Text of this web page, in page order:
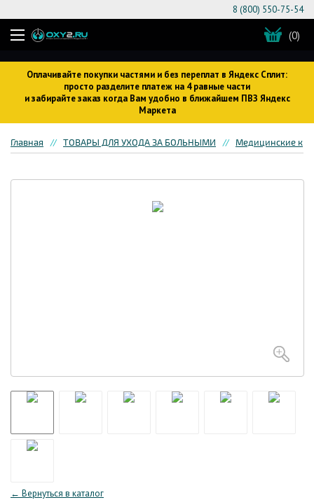
Оплачивайте покупки частями и без переплат в Яндекс Сплит:
просто разделите платеж на 4 равные части
и забирайте заказ когда Вам удобно в ближайшем ПВЗ Яндекс
Маркета
8 (800) 550-75-54
(0)
Главная ТОВАРЫ ДЛЯ УХОДА ЗА БОЛЬНЫМИ Медицинские
← Вернуться в каталог